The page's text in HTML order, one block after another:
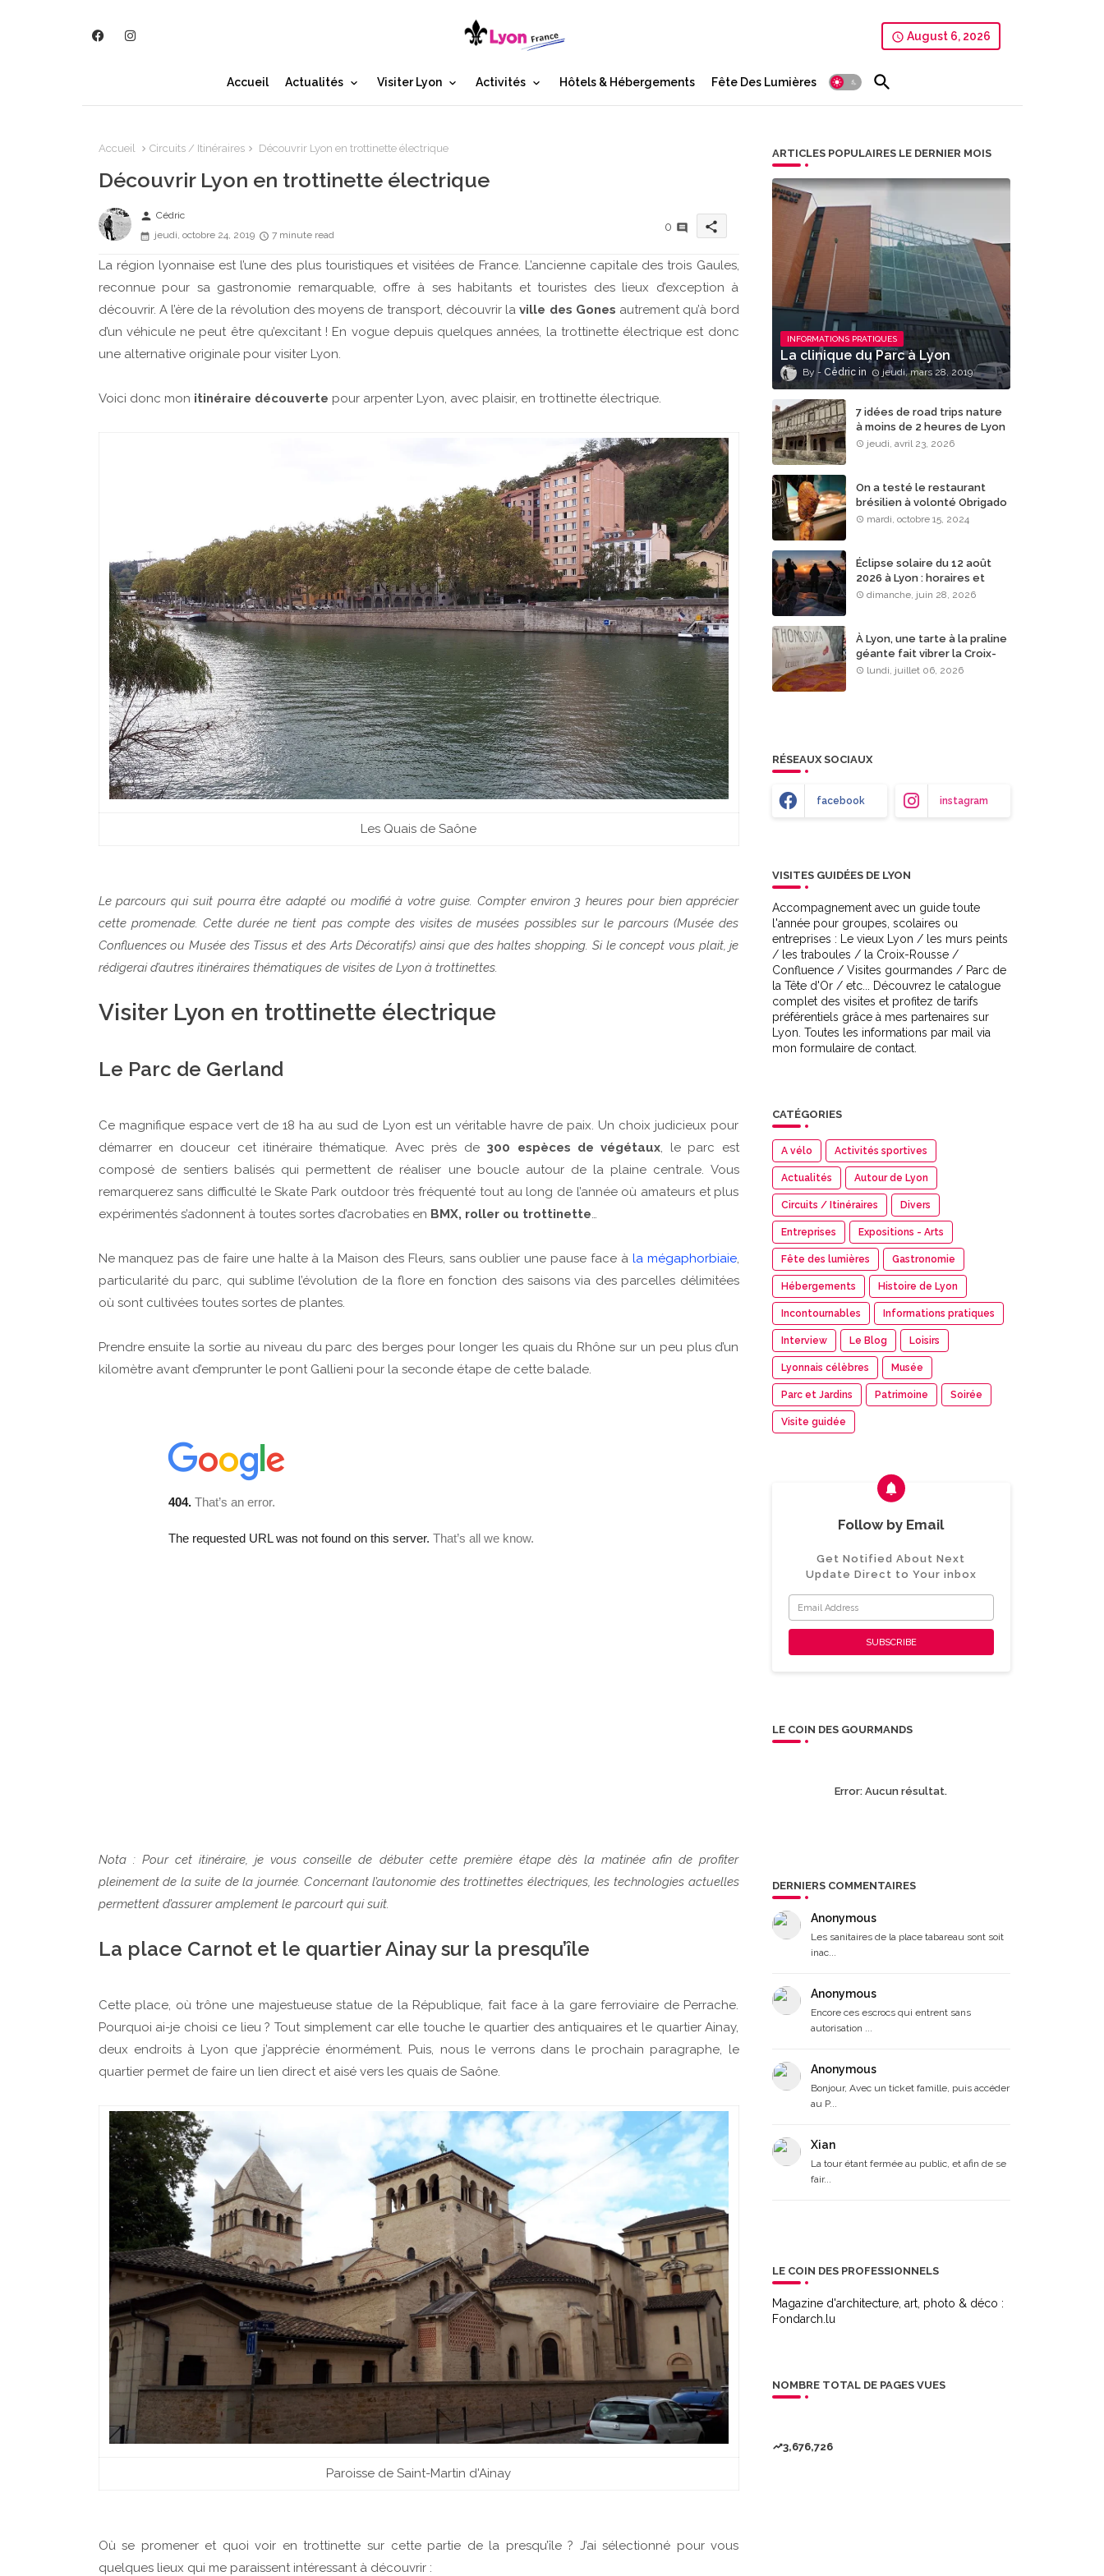
August 6, 2026
Accueil Actualités Visiter Lyon Activités Hôtels & Hébergements Fête Des Lumières
Accueil Circuits / Itinéraires Découvrir Lyon en trottinette électrique
Découvrir Lyon en trottinette électrique
person Cédric
jeudi, octobre 24, 2019
7 minute read
0 share
La région lyonnaise est l’une des plus touristiques et visitées de France. L’ancienne capitale des trois Gaules,
reconnue pour sa gastronomie remarquable, offre à ses habitants et touristes des lieux d’exception à
découvrir. A l’ère de la révolution des moyens de transport, découvrir laville des Gones autrement qu’à bord
d’un véhicule ne peut être qu’excitant ! En vogue depuis quelques années, la trottinette électrique est donc
une alternative originale pour visiter Lyon.
Voici donc mon itinéraire découverte pour arpenter Lyon, avec plaisir, en trottinette électrique.
Les Quais de Saône
Le parcours qui suit pourra être adapté ou modifié à votre guise. Compter environ 3 heures pour bien apprécier
cette promenade. Cette durée ne tient pas compte des visites de musées possibles sur le parcours (Musée des
Confluences ou Musée des Tissus et des Arts Décoratifs) ainsi que des haltes shopping. Si le concept vous plait, je
rédigerai d’autres itinéraires thématiques de visites de Lyon à trottinettes.
Visiter Lyon en trottinette électrique
Le Parc de Gerland
Ce magnifique espace vert de 18 ha au sud de Lyon est un véritable havre de paix. Un choix judicieux pour
démarrer en douceur cet itinéraire thématique. Avec près de 300 espèces de végétaux , le parc est
composé de sentiers balisés qui permettent de réaliser une boucle autour de la plaine centrale. Vous
remarquerez sans difficulté le Skate Park outdoor très fréquenté tout au long de l’année où amateurs et plus
expérimentés s’adonnent à toutes sortes d’acrobaties en BMX, roller ou trottinette
Ne manquez pas de faire une halte à la Maison des Fleurs, sans oublier une pause face à la mégaphorbiaie,
particularité du parc, qui sublime l’évolution de la flore en fonction des saisons via des parcelles délimitées
où sont cultivées toutes sortes de plantes.
Prendre ensuite la sortie au niveau du parc des berges pour longer les quais du Rhône sur un peu plus d’un
kilomètre avant d’emprunter le pont Gallieni pour la seconde étape de cette balade.
Nota : Pour cet itinéraire, je vous conseille de débuter cette première étape dès la matinée afin de profiter
pleinement de la suite de la journée. Concernant l’autonomie des trottinettes électriques, les technologies actuelles
permettent d’assurer amplement le parcourt qui suit.
La place Carnot et le quartier Ainay sur la presqu’île
Cette place, où trône une majestueuse statue de la République, fait face à la gare ferroviaire de Perrache.
Pourquoi ai-je choisi ce lieu ? Tout simplement car elle touche le quartier des antiquaires et le quartier Ainay,
deux endroits à Lyon que j’apprécie énormément. Puis, nous le verrons dans le prochain paragraphe, le
quartier permet de faire un lien direct et aisé vers les quais de Saône.
Paroisse de Saint-Martin d'Ainay
Où se promener et quoi voir en trottinette sur cette partie de la presqu’île ? J’ai sélectionné pour vous
quelques lieux qui me paraissent intéressant à découvrir :
ARTICLES POPULAIRES LE DERNIER MOIS
INFORMATIONS PRATIQUES
La clinique du Parc à Lyon
Cédric jeudi, mars 28, 2019
7 idées de road trips nature
à moins de 2 heures de Lyon
jeudi, avril 23, 2026
On a testé le restaurant
brésilien à volonté Obrigado
Rodizio à Lyon
mardi, octobre 15, 2024
Éclipse solaire du 12 août
2026 à Lyon : horaires et
lieux d’observation
dimanche, juin 28, 2026
À Lyon, une tarte à la praline
géante fait vibrer la Croix-
Rousse
lundi, juillet 06, 2026
RÉSEAUX SOCIAUX
facebook instagram
VISITES GUIDÉES DE LYON
Accompagnement avec un guide toute
l'année pour groupes, scolaires ou
entreprises : Le vieux Lyon / les murs peints
/ les traboules / la Croix-Rousse /
Confluence / Visites gourmandes / Parc de
la Tête d'Or / etc... Découvrez le catalogue
complet des visites et profitez de tarifs
préférentiels grâce à mes partenaires sur
Lyon. Toutes les informations par mail via
mon formulaire de contact.
CATÉGORIES
A vélo Activités sportives
Actualités Autour de Lyon
Circuits / Itinéraires Divers
Entreprises Expositions - Arts
Fête des lumières Gastronomie
Hébergements Histoire de Lyon
Incontournables Informations pratiques
Interview Le Blog Loisirs
Lyonnais célèbres Musée
Parc et Jardins Patrimoine Soirée
Visite guidée
Follow by Email
Get Notified About Next
Update Direct to Your inbox
LE COIN DES GOURMANDS
Error: Aucun résultat.
DERNIERS COMMENTAIRES
Anonymous
Les sanitaires de la place tabareau sont soit
inac...
Anonymous
Encore ces escrocs qui entrent sans
autorisation ...
Anonymous
Bonjour, Avec un ticket famille, puis accéder
au P...
Xian
La tour étant fermée au public, et afin de se
fair...
LE COIN DES PROFESSIONNELS
Magazine d'architecture, art, photo & déco :
Fondarch.lu
NOMBRE TOTAL DE PAGES VUES
3,676,726